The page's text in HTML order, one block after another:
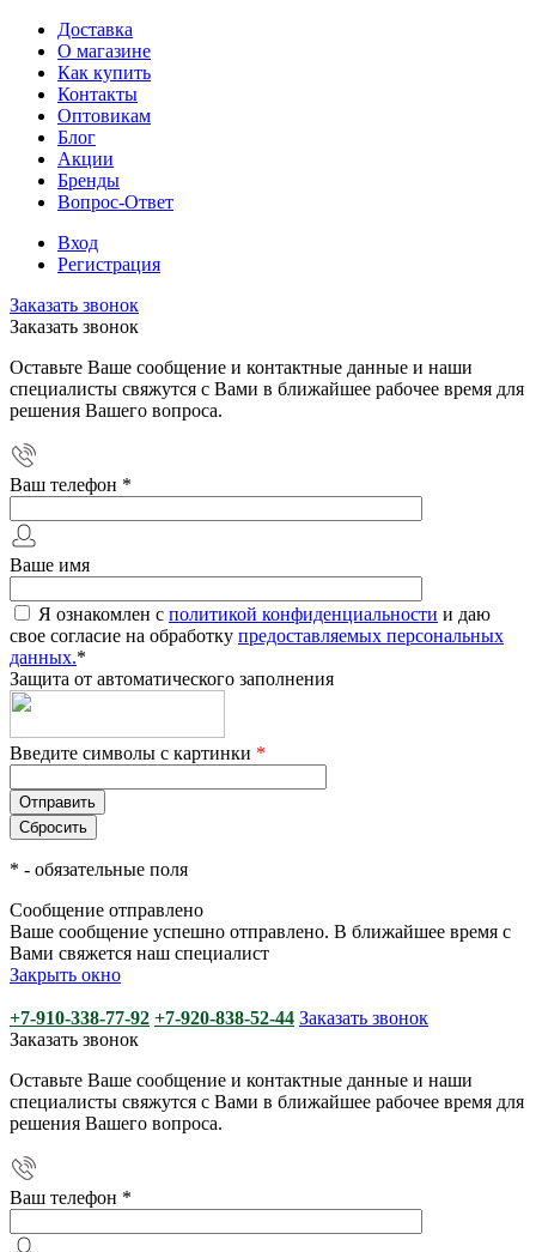
Доставка
О магазине
Как купить
Контакты
Оптовикам
Блог
Акции
Бренды
Вопрос-Ответ
Вход
Регистрация
Заказать звонок
Заказать звонок
Оставьте Ваше сообщение и контактные данные и наши
специалисты свяжутся с Вами в ближайшее рабочее время для
решения Вашего вопроса.
Ваш телефон *
Ваше имя
Я ознакомлен с политикой конфиденциальности и даю
свое согласие на обработку предоставляемых персональных
данных.*
Защита от автоматического заполнения
Введите символы с картинки *
* - обязательные поля
Сообщение отправлено
Ваше сообщение успешно отправлено. В ближайшее время с
Вами свяжется наш специалист
Закрыть окно
+7-910-338-77-92 +7-920-838-52-44 Заказать звонок
Заказать звонок
Оставьте Ваше сообщение и контактные данные и наши
специалисты свяжутся с Вами в ближайшее рабочее время для
решения Вашего вопроса.
Ваш телефон *